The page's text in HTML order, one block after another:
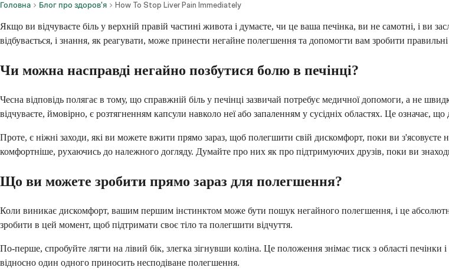
Головна Блог про здоров'я How To Stop Liver Pain Immediately
Якщо ви відчуваєте біль у верхній правій частині живота і думаєте, чи це ваша печінка, ви не самотні, і ви
відбувається, і знання, як реагувати, може принести негайне полегшення та допомогти вам зробити
Чи можна насправді негайно позбутися болю в печінці?
Чесна відповідь полягає в тому, що справжній біль у печінці зазвичай потребує медичної допомоги, а не
відчуваєте, ймовірно, є розтягненням капсули навколо неї або запаленням у сусідніх областях. Це означає,
Проте, є ніжні заходи, які ви можете вжити прямо зараз, щоб полегшити свій дискомфорт, поки ви
комфортніше, рухаючись до належного догляду. Думайте про них як про підтримуючих друзів, поки ви
Що ви можете зробити прямо зараз для полегшення?
Коли виникає дискомфорт, вашим першим інстинктом може бути пошук негайного полегшення, і це
зробити в цей момент, щоб підтримати своє тіло та полегшити відчуття.
По-перше, спробуйте лягти на лівий бік, злегка зігнувши коліна. Це положення знімає тиск з області
відносно один одного приносить несподіване полегшення.